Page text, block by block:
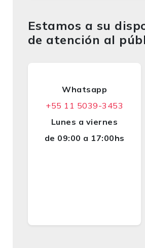
Estamos a su
de atención al
Whatsapp
+55 11 5039-3453
Lunes a viernes
de 09:00 a 17:00hs